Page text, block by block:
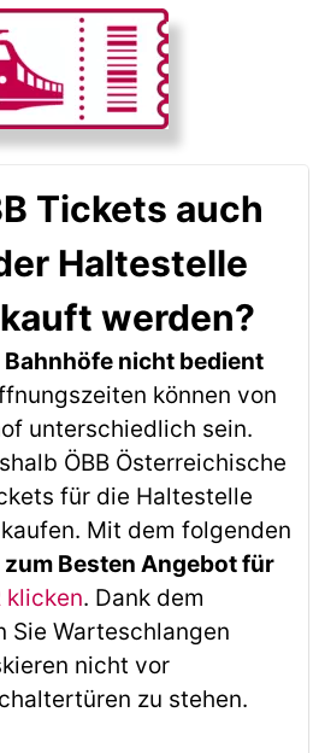
Tickets auch
Haltestelle
werden?
Bahnhöfe nicht bedient
können von
unterschiedlich sein.
ÖBB Österreichische
für die Haltestelle
Mit dem folgenden
zum Besten Angebot für
klicken. Dank dem
Sie Warteschlangen
nicht vor
zu stehen.